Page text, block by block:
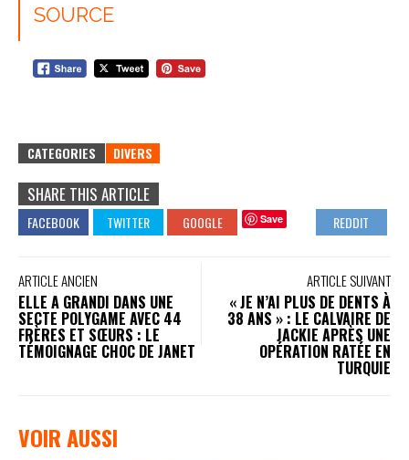
SOURCE
CATEGORIES DIVERS
SHARE THIS ARTICLE
Save
ARTICLE ANCIEN
ELLE A GRANDI DANS UNE
SECTE POLYGAME AVEC 44
FRÈRES ET SŒURS : LE
TÉMOIGNAGE CHOC DE JANET
ARTICLE SUIVANT
« JE N’AI PLUS DE DENTS À
38 ANS » : LE CALVAIRE DE
JACKIE APRÈS UNE
OPÉRATION RATÉE EN
TURQUIE
VOIR AUSSI